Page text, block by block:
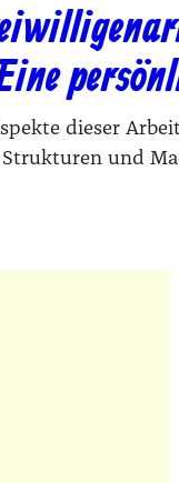
dieser
und